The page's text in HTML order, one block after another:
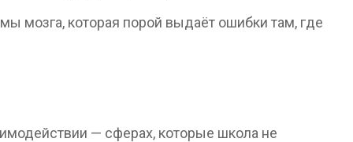
мозга, которая порой выдаёт ошибки там, где
— сферах, которые школа не